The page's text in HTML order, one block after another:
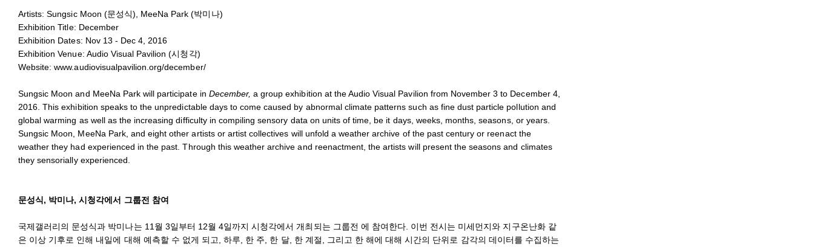
Artists: Sungsic Moon (문성식), MeeNa Park (박미나)
Exhibition Title: December
Exhibition Dates: Nov 13 - Dec 4, 2016
Exhibition Venue: Audio Visual Pavilion (시청각)
Website:www.audiovisualpavilion.org/december/
Sungsic Moon and MeeNa Park will participate in December, a group exhibition at the Audio Visual Pavilion from November 3 to December 4,
2016. This exhibition speaks to the unpredictable days to come caused by abnormal climate patterns such as fine dust particle pollution and
global warming as well as the increasing difficulty in compiling sensory data on units of time, be it days, weeks, months, seasons, or years.
Sungsic Moon, MeeNa Park, and eight other artists or artist collectives will unfold a weather archive of the past century or reenact the
weather they had experienced in the past. Through this weather archive and reenactment, the artists will present the seasons and climates
they sensorially experienced.
문성식, 박미나, 시청각에서 그룹전 참여
국제갤러리의 문성식과 박미나는 11월 3일부터 12월 4일까지 시청각에서 개최되는 그룹전 에 참여한다. 이번 전시는 미세먼지와 지구온난화 같
은 이상 기후로 인해 내일에 대해 예측할 수 없게 되고, 하루, 한 주, 한 달, 한 계절, 그리고 한 해에 대해 시간의 단위로 감각의 데이터를 수집하는